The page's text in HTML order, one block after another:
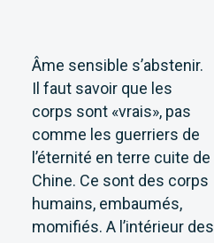
Âme sensible s’abstenir.
Il faut savoir que les
corps sont «vrais», pas
comme les guerriers de
l’éternité en terre cuite de
Chine. Ce sont des corps
humains, embaumés,
momifiés. A l’intérieur des